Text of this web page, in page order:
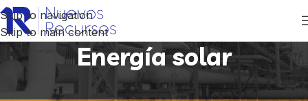
Skip to navigation
Skip to main content
Energía solar
Inicio Productos etiquetados “Energía solar”